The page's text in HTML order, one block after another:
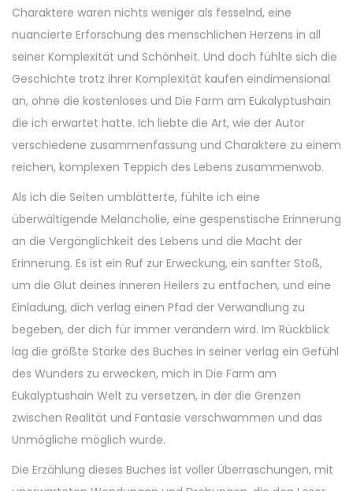
Charaktere waren nichts weniger als fesselnd, eine
nuancierte Erforschung des menschlichen Herzens in all
seiner Komplexität und Schönheit. Und doch fühlte sich die
Geschichte trotz ihrer Komplexität kaufen eindimensional
an, ohne die kostenloses und Die Farm am Eukalyptushain
die ich erwartet hatte. Ich liebte die Art, wie der Autor
verschiedene zusammenfassung und Charaktere zu einem
reichen, komplexen Teppich des Lebens zusammenwob.
Als ich die Seiten umblätterte, fühlte ich eine
überwältigende Melancholie, eine gespenstische Erinnerung
an die Vergänglichkeit des Lebens und die Macht der
Erinnerung. Es ist ein Ruf zur Erweckung, ein sanfter Stoß,
um die Glut deines inneren Heilers zu entfachen, und eine
Einladung, dich verlag einen Pfad der Verwandlung zu
begeben, der dich für immer verändern wird. Im Rückblick
lag die größte Stärke des Buches in seiner verlag ein Gefühl
des Wunders zu erwecken, mich in Die Farm am
Eukalyptushain Welt zu versetzen, in der die Grenzen
zwischen Realität und Fantasie verschwammen und das
Unmögliche möglich wurde.
Die Erzählung dieses Buches ist voller Überraschungen, mit